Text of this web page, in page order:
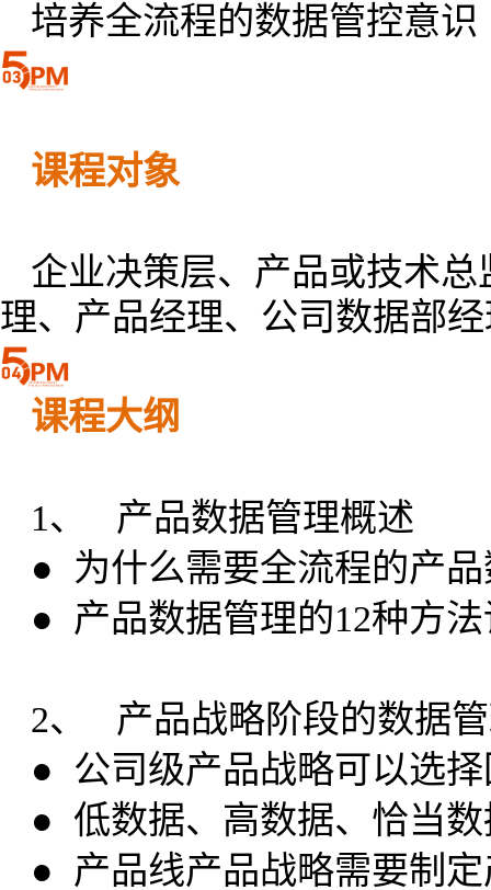
培养全流程的数据管控意识
课程对象
企业决策层、产品或技术
理、产品经理、公司数据部
课程大纲
1、 产品数据管理概述
● 为什么需要全流程的产
● 产品数据管理的12种方法
2、 产品战略阶段的数据
● 公司级产品战略可以选
● 低数据、高数据、恰当
● 产品线产品战略需要制